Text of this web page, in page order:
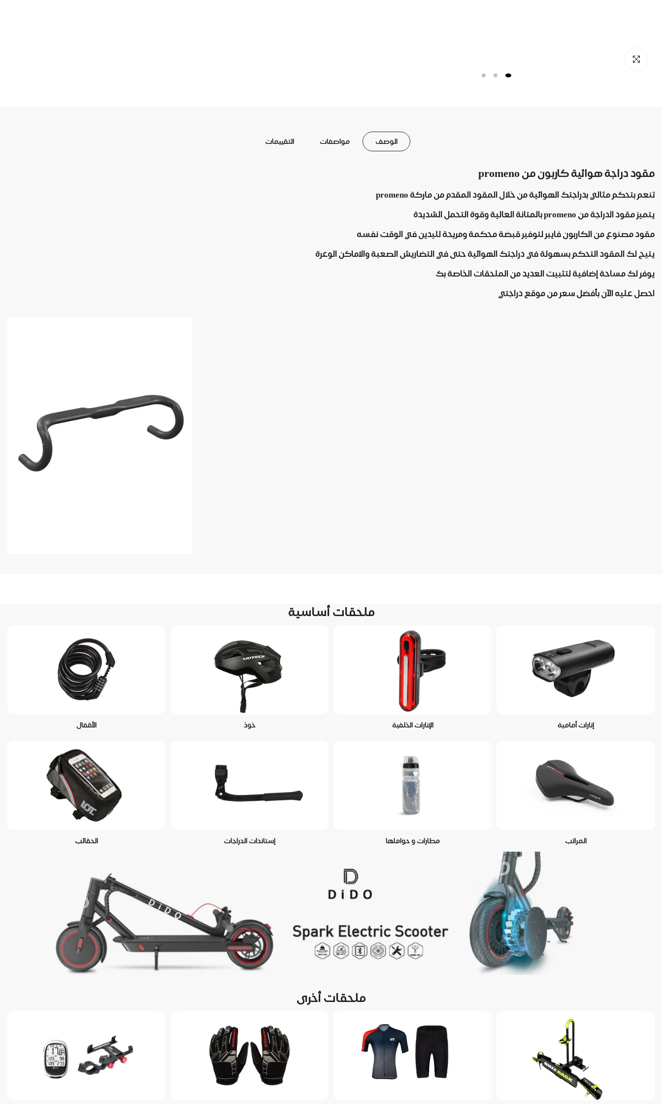
الوصف مواصفات التقييمات
مقود دراجة هوائية كاربون من promeno
تنعم بتحكم مثالي بدراجتك الهوائية من خلال المقود المقدم من ماركة promeno
يتميز مقود الدراجة من promeno بالمتانة العالية وقوة التحمل الشديدة
مقود مصنوع من الكاربون فايبر لتوفير قبضة محكمة ومريحة لليدين في الوقت نفسه
يتيح لك المقود التحكم بسهولة في دراجتك الهوائية حتى في التضاريش الصعبة والاماكن الوعرة
يوفر لك مساحة إضافية لتثبيت العديد من الملحقات الخاصة بك
احصل عليه الآن بأفضل سعر من موقع دراجتي
ملحقات أساسية
إنارات أمامية الإنارات الخلفية خوذ الأقفال
المراتب مطارات و حواملها إستاندات الدراجات الحقائب
ملحقات أخرى